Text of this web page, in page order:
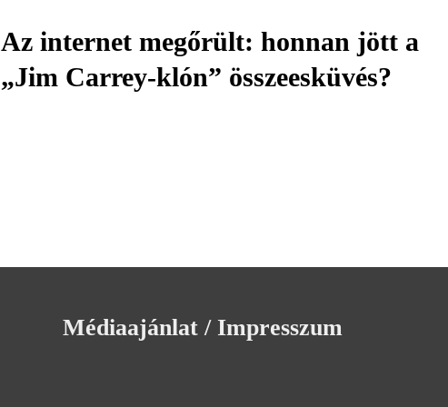
Az internet megőrült: honnan jött a
„Jim Carrey-klón” összeesküvés?
Médiaajánlat / Impresszum